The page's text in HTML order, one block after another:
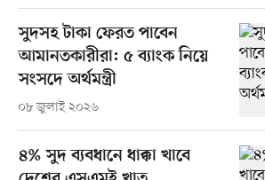
সুদসহ টাকা ফেরত পাবেন
আমানতকারীরা: ৫ ব্যাংক নিয়ে
সংসদে অর্থমন্ত্রী
০৮ জুলাই ২০২৬
৪% সুদ ব্যবধানে ধাক্কা খাবে